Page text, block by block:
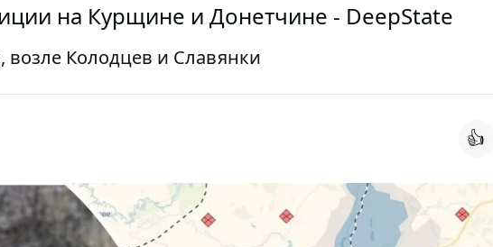
на Курщине и Донетчине - DeepState
возле Колодцев и Славянки
👍